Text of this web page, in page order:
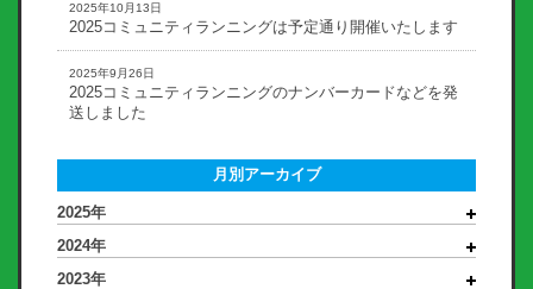
2025年10月13日
2025コミュニティランニングは予定通り開催いたします
2025年9月26日
2025コミュニティランニングのナンバーカードなどを発
送しました
月別アーカイブ
2025年
2024年
2023年